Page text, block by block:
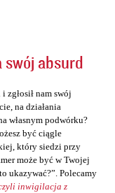
swój absurd
zgłosił nam swój
na działania
własnym podwórku?
być ciągle
który siedzi przy
może być w Twojej
ukazywać?”. Polecamy
inwigilacja z